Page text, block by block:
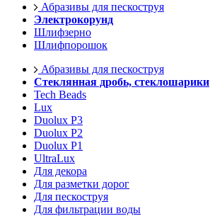
Абразивы для пескоструя
Электрокорунд
Шлифзерно
Шлифпорошок
Абразивы для пескоструя
Стеклянная дробь, стеклошарики
Tech Beads
Lux
Duolux P3
Duolux P2
Duolux P1
UltraLux
Для декора
Для разметки дорог
Для пескоструя
Для фильтрации воды